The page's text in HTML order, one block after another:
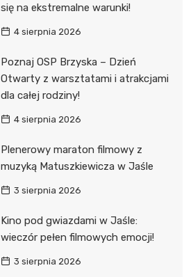
się na ekstremalne warunki!
4 sierpnia 2026
Poznaj OSP Brzyska – Dzień
Otwarty z warsztatami i atrakcjami
dla całej rodziny!
4 sierpnia 2026
Plenerowy maraton filmowy z
muzyką Matuszkiewicza w Jaśle
3 sierpnia 2026
Kino pod gwiazdami w Jaśle:
wieczór pełen filmowych emocji!
3 sierpnia 2026